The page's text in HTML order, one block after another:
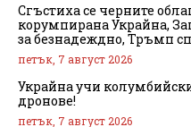
Сгъстиха се черните
корумпирана Украйна,
за безнадеждно, Тръмп
петък, 7 август 2026
Украйна учи
дронове!
петък, 7 август 2026